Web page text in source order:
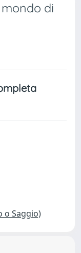
mondo di
o Saggio)